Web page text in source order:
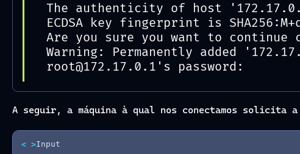
The authenticity of host
ECDSA key fingerprint is
Are you sure you want to
Warning: Permanently added
root@172.17.0.1's password:
A seguir, a máquina à qual nos conectamos solicita
< >Input